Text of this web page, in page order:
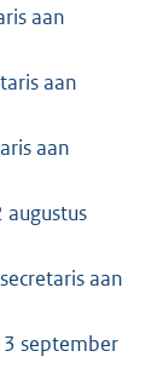
aan
aan
aan
aan
september